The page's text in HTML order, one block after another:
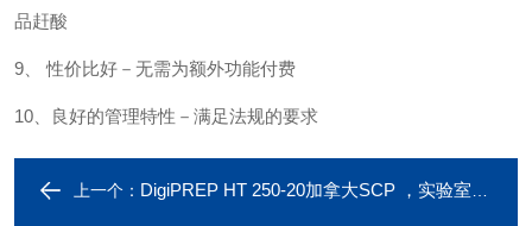
品赶酸
9 、 性价比好－无需为额外功能付费
10 、良好的管理特性－满足法规的要求
上一个： DigiPREP HT 250-20加拿大SCP ，实验室高温石墨消解仪